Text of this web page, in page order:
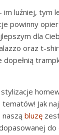
im luźniej, tym
powinny
dla
oraz t-
dopełnią
stylizacje
Jak
bluzę
do